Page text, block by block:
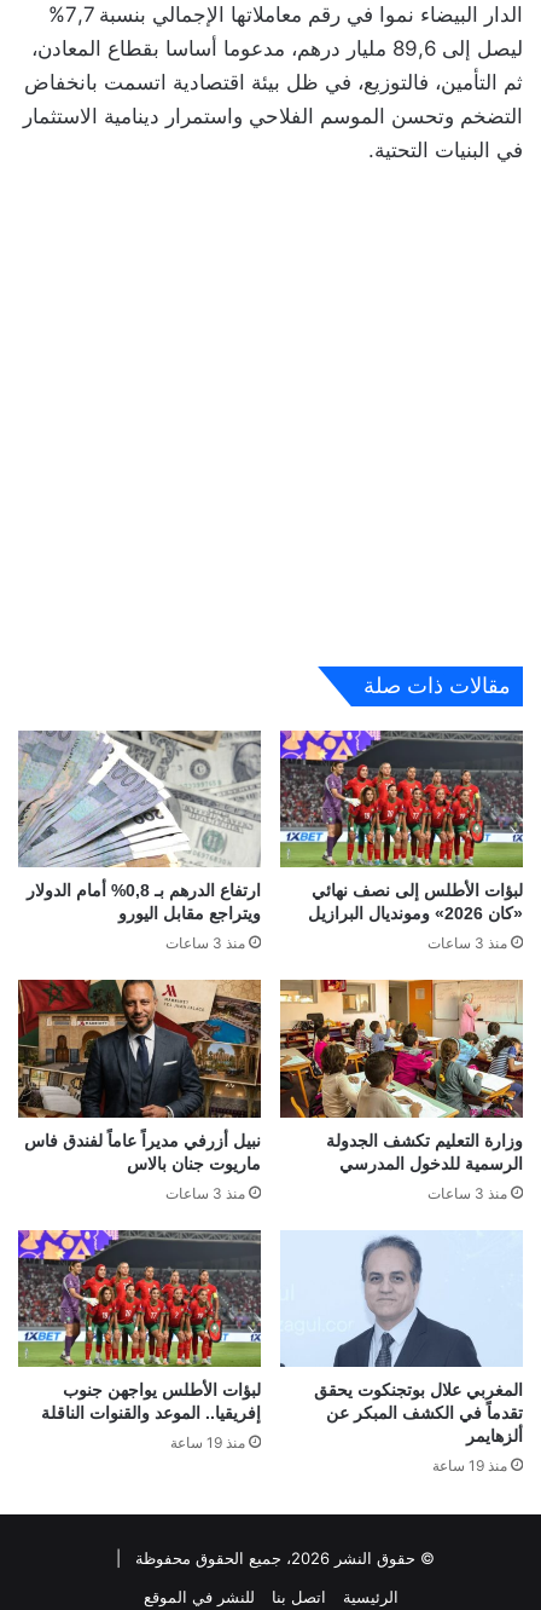
الدار البيضاء نموا في رقم معاملاتها الإجمالي بنسبة 7,7%
ليصل إلى 89,6 مليار درهم، مدعوما أساسا بقطاع المعادن،
ثم التأمين، فالتوزيع، في ظل بيئة اقتصادية اتسمت بانخفاض
التضخم وتحسن الموسم الفلاحي واستمرار دينامية الاستثمار
في البنيات التحتية.
مقالات ذات صلة
لبؤات الأطلس إلى نصف نهائي
«كان 2026» ومونديال البرازيل
منذ 3 ساعات
ارتفاع الدرهم بـ 0,8% أمام الدولار
ويتراجع مقابل اليورو
منذ 3 ساعات
وزارة التعليم تكشف الجدولة
الرسمية للدخول المدرسي
منذ 3 ساعات
نبيل أزرفي مديراً عاماً لفندق فاس
ماريوت جنان بالاس
منذ 3 ساعات
المغربي علال بوتجنكوت يحقق
تقدماً في الكشف المبكر عن
ألزهايمر
منذ 19 ساعة
لبؤات الأطلس يواجهن جنوب
إفريقيا.. الموعد والقنوات الناقلة
منذ 19 ساعة
© حقوق النشر 2026، جميع الحقوق محفوظة |
الرئيسية
اتصل بنا للنشر في الموقع